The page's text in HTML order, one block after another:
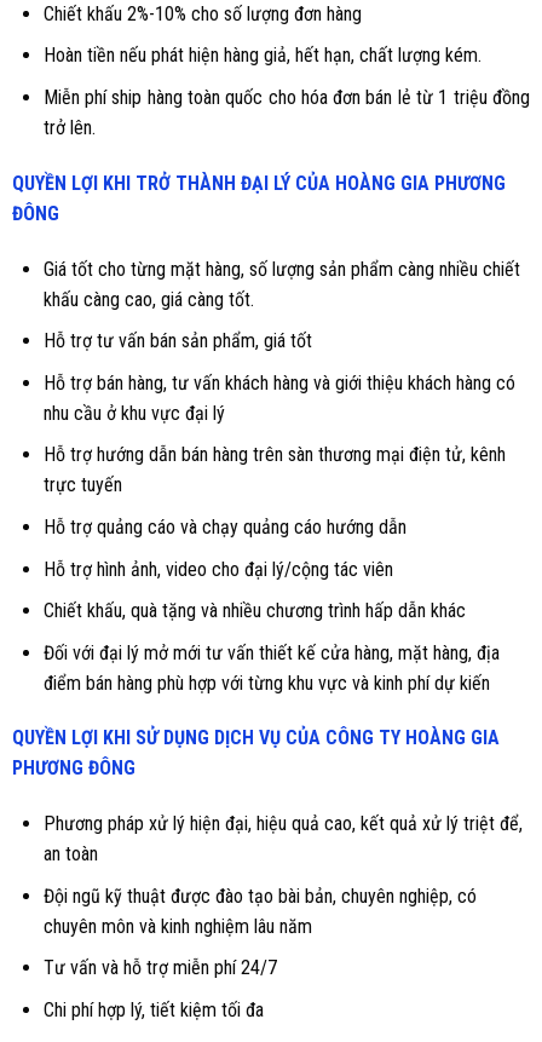
Chiết khấu 2%-10% cho số lượng đơn hàng
Hoàn tiền nếu phát hiện hàng giả, hết hạn, chất lượng kém.
Miễn phí ship hàng toàn quốc cho hóa đơn bán lẻ từ 1 triệu đồng
trở lên.
QUYỀN LỢI KHI TRỞ THÀNH ĐẠI LÝ CỦA HOÀNG GIA PHƯƠNG
ĐÔNG
Giá tốt cho từng mặt hàng, số lượng sản phẩm càng nhiều chiết
khấu càng cao, giá càng tốt.
Hỗ trợ tư vấn bán sản phẩm, giá tốt
Hỗ trợ bán hàng, tư vấn khách hàng và giới thiệu khách hàng có
nhu cầu ở khu vực đại lý
Hỗ trợ hướng dẫn bán hàng trên sàn thương mại điện tử, kênh
trực tuyến
Hỗ trợ quảng cáo và chạy quảng cáo hướng dẫn
Hỗ trợ hình ảnh, video cho đại lý/cộng tác viên
Chiết khấu, quà tặng và nhiều chương trình hấp dẫn khác
Đối với đại lý mở mới tư vấn thiết kế cửa hàng, mặt hàng, địa
điểm bán hàng phù hợp với từng khu vực và kinh phí dự kiến
QUYỀN LỢI KHI SỬ DỤNG DỊCH VỤ CỦA CÔNG TY HOÀNG GIA
PHƯƠNG ĐÔNG
Phương pháp xử lý hiện đại, hiệu quả cao, kết quả xử lý triệt để,
an toàn
Đội ngũ kỹ thuật được đào tạo bài bản, chuyên nghiệp, có
chuyên môn và kinh nghiệm lâu năm
Tư vấn và hỗ trợ miễn phí 24/7
Chi phí hợp lý, tiết kiệm tối đa